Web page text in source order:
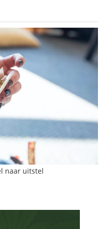
naar uitstel